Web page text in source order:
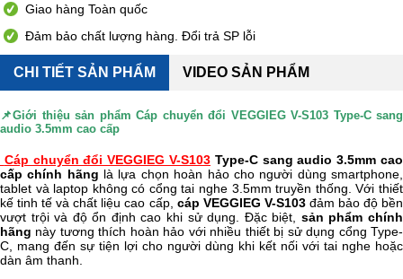
Giao hàng Toàn quốc
Đảm bảo chất lượng hàng. Đổi trả SP lỗi
CHI TIẾT SẢN PHẨM VIDEO SẢN PHẨM
📌Giới thiệu sản phẩmCáp chuyển đổi VEGGIEG V-S103 Type-C sang
audio 3.5mm cao cấp
Cáp chuyển đổi VEGGIEG V-S103 Type-C sang audio 3.5mm cao
cấp chính hãng là lựa chọn hoàn hảo cho người dùng smartphone,
tablet và laptop không có cổng tai nghe 3.5mm truyền thống. Với thiết
kế tinh tế và chất liệu cao cấp, cáp VEGGIEG V-S103đảm bảo độ bền
vượt trội và độ ổn định cao khi sử dụng. Đặc biệt, sản phẩm chính
hãng này tương thích hoàn hảo với nhiều thiết bị sử dụng cổng Type-
C, mang đến sự tiện lợi cho người dùng khi kết nối với tai nghe hoặc
dàn âm thanh.